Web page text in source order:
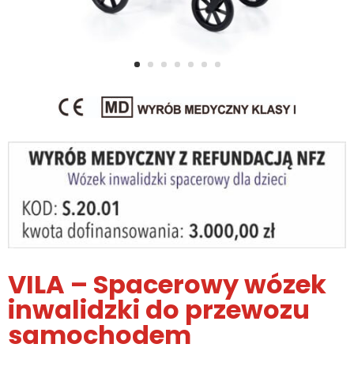
VILA – Spacerowy wózek
inwalidzki do przewozu
samochodem